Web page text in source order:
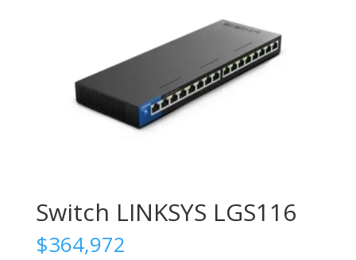
Switch LINKSYS LGS116
$364,972